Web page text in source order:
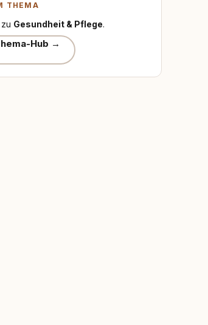
THEMA
Gesundheit & Pflege.
Hub →